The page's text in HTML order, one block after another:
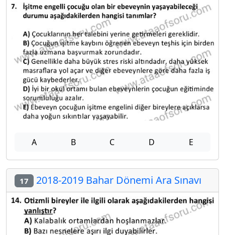
A B C D E
17 2018-2019 Bahar Dönemi Ara Sınavı